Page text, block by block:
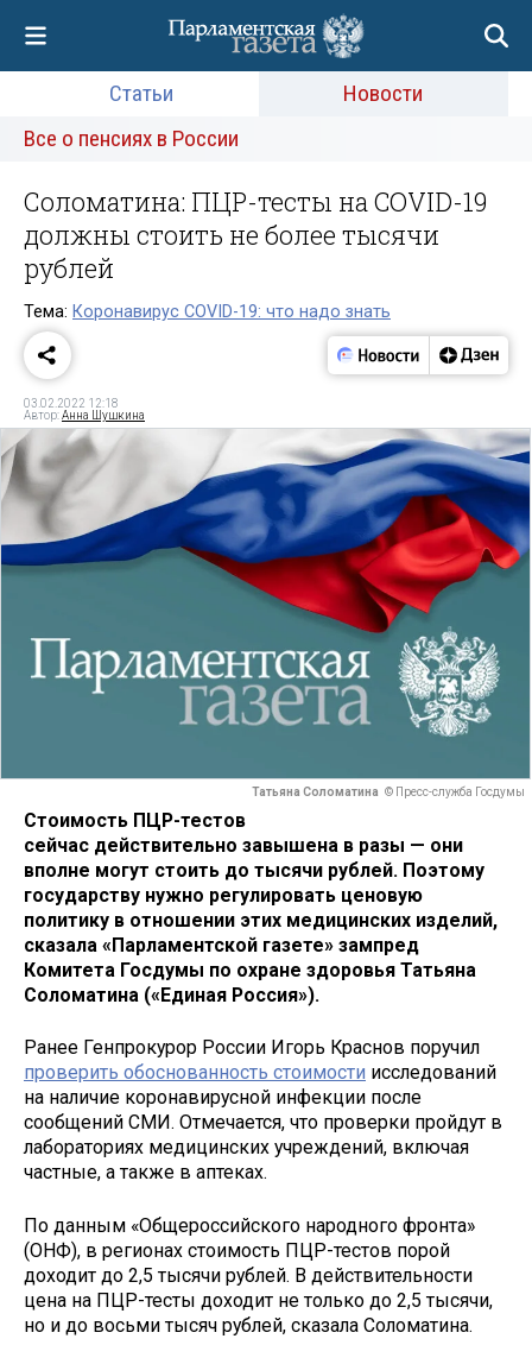
Статьи
Новости
Все о пенсиях в России
Соломатина: ПЦР-тесты на COVID-19
должны стоить не более тысячи
рублей
Тема: Коронавирус COVID-19: что надо знать
03.02.2022 12:18
Автор:Анна Шушкина
Татьяна Соломатина © Пресс-служба Госдумы
Стоимость ПЦР-тестов
сейчас действительно завышена в разы — они
вполне могут стоить до тысячи рублей. Поэтому
государству нужно регулировать ценовую
политику в отношении этих медицинских изделий,
сказала «Парламентской газете» зампред
Комитета Госдумы по охране здоровья Татьяна
Соломатина («Единая Россия»).
Ранее Генпрокурор России Игорь Краснов поручил
проверить обоснованность стоимости исследований
на наличие коронавирусной инфекции после
сообщений СМИ. Отмечается, что проверки пройдут в
лабораториях медицинских учреждений, включая
частные, а также в аптеках.
По данным «Общероссийского народного фронта»
(ОНФ), в регионах стоимость ПЦР-тестов порой
доходит до 2,5 тысячи рублей. В действительности
цена на ПЦР-тесты доходит не только до 2,5 тысячи,
но и до восьми тысяч рублей, сказала Соломатина.